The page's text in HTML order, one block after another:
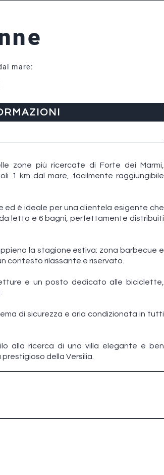
mare:
zone più ricercate di Forte dei Marmi,
1 km dal mare, facilmente raggiungibile
ed è ideale per una clientela esigente che
letto e 6 bagni, perfettamente distribuiti
la stagione estiva: zona barbecue e
contesto rilassante e riservato.
e un posto dedicato alle biciclette,
di sicurezza e aria condizionata in tutti
alla ricerca di una villa elegante e ben
della Versilia.